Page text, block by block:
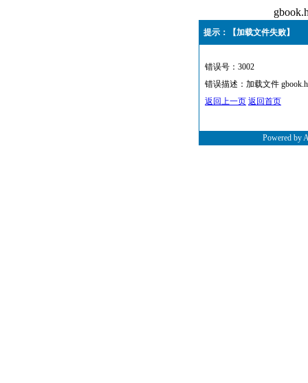
提示：【加载文件失败】
错误号：3002
错误描述：加载文件
返回上一页 返回首页
Powered by